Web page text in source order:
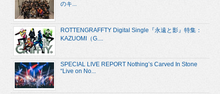
のキ...
ROTTENGRAFFTY Digital Single『永遠と影』特集：
KAZUOMI（G....
SPECIAL LIVE REPORT Nothing’s Carved In Stone
“Live on No...